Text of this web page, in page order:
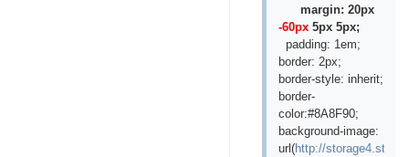
margin: 20px
-60px 5px 5px;
padding: 1em;
border: 2px;
border-style: inherit;
border-
color:#8A8F90;
background-image:
url(http://